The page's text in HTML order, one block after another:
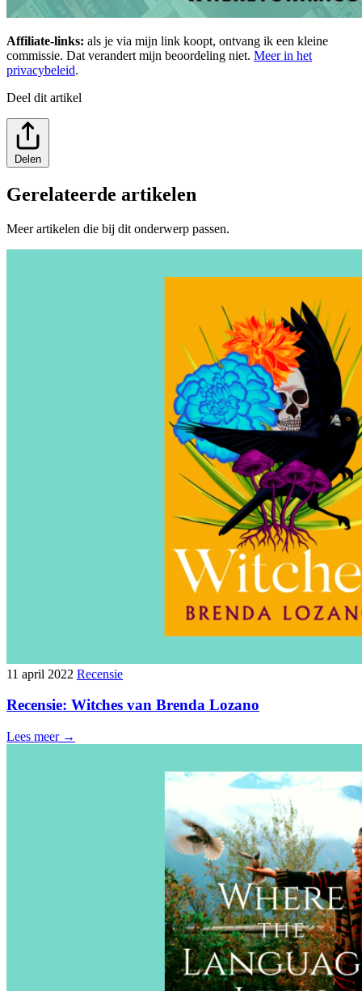
Affiliate-links: als je via mijn link koopt, ontvang ik een kleine
commissie. Dat verandert mijn beoordeling niet. Meer in het
privacybeleid.
Deel dit artikel
Delen
Gerelateerde artikelen
Meer artikelen die bij dit onderwerp passen.
11 april 2022 Recensie
Recensie: Witches van Brenda Lozano
Lees meer →